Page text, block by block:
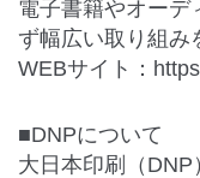
電子書籍やオーデ
ず幅広い取り組み
WEBサイト：
■DNPについて
大日本印刷（DNP